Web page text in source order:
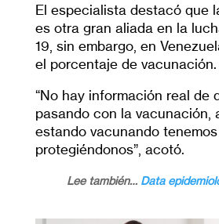
El especialista destacó que
es otra gran aliada en la
19, sin embargo, en
el porcentaje de vacunación.
“No hay información real de
pasando con la vacunación,
estando vacunando
protegiéndonos”, acotó.
Lee también… Data